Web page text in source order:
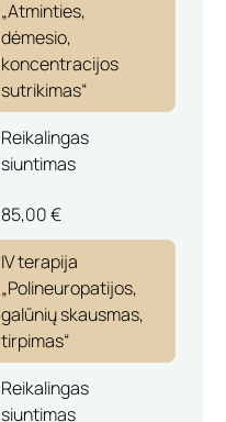
„Atminties,
dėmesio,
koncentracijos
sutrikimas“
Reikalingas
siuntimas
85,00 €
IV terapija
„Polineuropatijos,
galūnių skausmas,
tirpimas“
Reikalingas
siuntimas